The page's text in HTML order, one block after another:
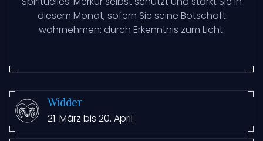
diesem Monat, sofern Sie seine Botschaft
wahrnehmen: durch Erkenntnis zum Licht.
Widder
21. März bis 20. April